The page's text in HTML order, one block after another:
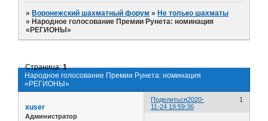
»Воронежский шахматный форум »Не только шахматы
»Народное голосование Премии Рунета: номинация
«РЕГИОНЫ»
Народное голосование Премии Рунета: номинация
«РЕГИОНЫ»
Страница:1
Поделиться 1
2020-
11-24 19:59:36
xuser
Администратор